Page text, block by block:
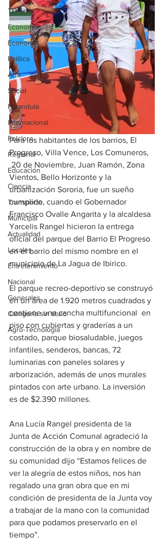
Turismo
Economía
Economía
Política
Arte
Social
Farandula
Internacional
Folclore
Regional
Educación
Ciencia
Transporte
Municipal
Actualidad
Locales
Entretenimiento
Nacional
Generales
Categoría sin título
Agro-Tecnología
Para los habitantes de los barrios, El
Progreso, Villa Vence, Los Comuneros,
20 de Noviembre, Juan Ramón, Zona
Vientos, Bello Horizonte y la
urbanización Sororia, fue un sueño
cumplido, cuando el Gobernador
Francisco Ovalle Angarita y la alcaldesa
Yarcelis Rangel hicieron la entrega
oficial del parque del Barrio El Progreso
en el barrio del mismo nombre en el
municipio de La Jagua de Ibirico.
El parque recreo-deportivo se construyó
en un área de 1.920 metros cuadrados y
contiene una cancha multifuncional  en
piso con cubiertas y graderías a un
costado, parque biosaludable, juegos
infantiles, senderos, bancas, 72
luminarias con paneles solares y
arborización, además de unos murales
pintados con arte urbano. La inversión
es de $2.390 millones.
Ana Lucía Rangel presidenta de la
Junta de Acción Comunal agradeció la
construcción de la obra y en nombre de
su comunidad dijo “Estamos felices de
ver la alegría de estos niños, nos han
regalado una gran obra que en mi
condición de presidenta de la Junta voy
a trabajar de la mano con la comunidad
para que podamos preservarlo en el
tiempo”.